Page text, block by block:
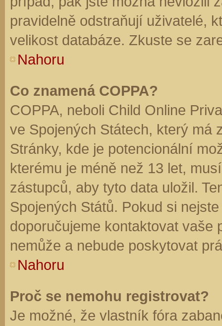
pravidelně odstraňují uživatelé,
velikost databáze. Zkuste se
Nahoru
Co znamená COPPA?
COPPA, neboli Child Online
ve Spojených Státech, který má
Stránky, kde je potencionální
kterému je méně než 13 let,
zástupců, aby tyto data uložil.
Spojených Států. Pokud si
doporučujeme kontaktovat vaše
nemůže a nebude poskytovat
Nahoru
Proč se nemohu registrovat?
Je možné, že vlastník fóra